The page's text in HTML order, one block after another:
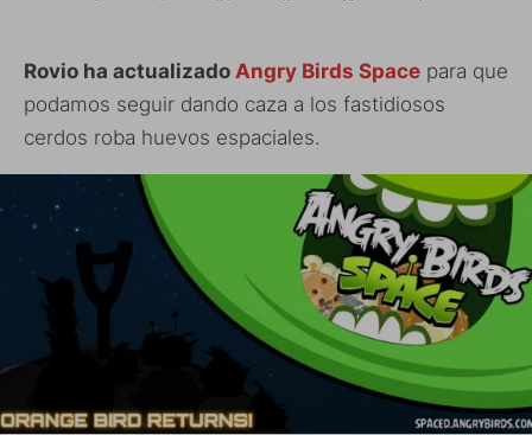
Rovio ha actualizado Angry Birds Space para que
podamos seguir dando caza a los fastidiosos
cerdos roba huevos espaciales.